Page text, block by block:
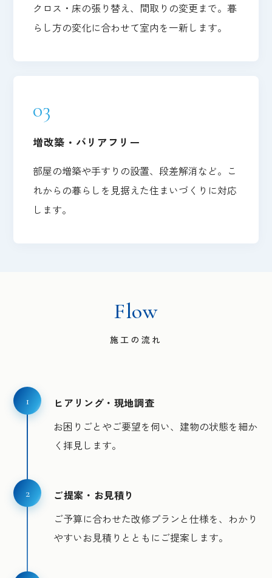
クロス・床の張り替え、間取りの変更まで。暮
らし方の変化に合わせて室内を一新します。
03
増改築・バリアフリー
部屋の増築や手すりの設置、段差解消など。こ
れからの暮らしを見据えた住まいづくりに対応
します。
Flow
施工の流れ
1
ヒアリング・現地調査
お困りごとやご要望を伺い、建物の状態を細か
く拝見します。
2
ご提案・お見積り
ご予算に合わせた改修プランと仕様を、わかり
やすいお見積りとともにご提案します。